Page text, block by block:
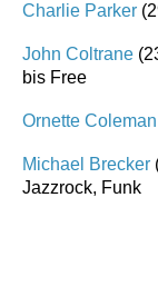
Charlie Parker
John Coltrane
bis Free
Ornette Coleman
Michael Brecker
Jazzrock, Funk